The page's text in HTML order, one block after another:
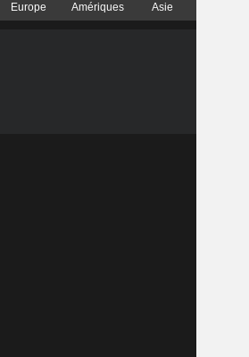
Europe Amériques Asie